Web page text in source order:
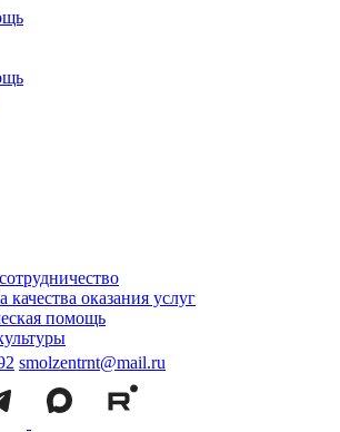
оказания услуг
помощь
smolzentrnt@mail.ru